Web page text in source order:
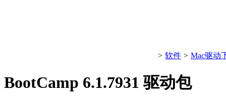
> 软件 > Mac驱动
BootCamp 6.1.7931 驱动包